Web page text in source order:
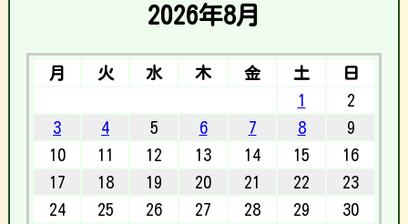
2026年8月
月 火 水 木 金 土
日
1
2
3
4 5 6 7 8
9
10
11 12 13 14 15
16
17
18 19 20 21 22
23
24
25 26 27 28 29
30